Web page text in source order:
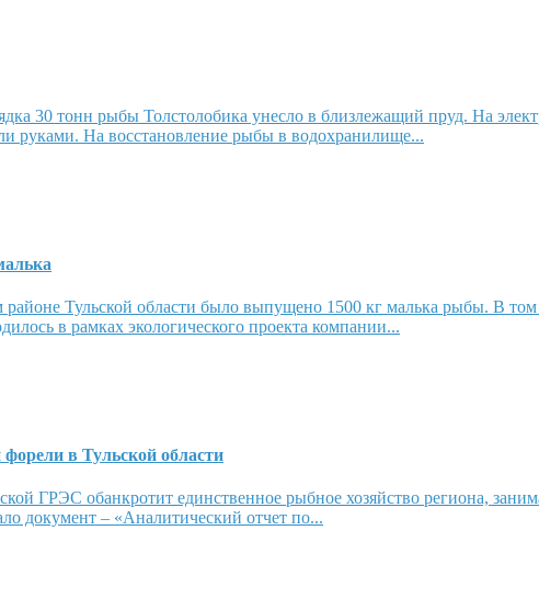
30 тонн рыбы Толстолобика унесло в близлежащий пруд. На
руками. На восстановление рыбы в водохранилище...
Тульской области было выпущено 1500 кг малька рыбы. В том
в рамках экологического проекта компании...
в Тульской области
ГРЭС обанкротит единственное рыбное хозяйство региона,
документ – «Аналитический отчет по...